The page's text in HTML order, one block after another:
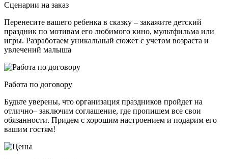
Сценарии на заказ
Перенесите вашего ребенка в сказку – закажите детский
праздник по мотивам его любимого кино, мультфильма или
игры. Разработаем уникальный сюжет с учетом возраста и
увлечений малыша
Работа по договору
Будьте уверены, что организация праздников пройдет на
отлично– заключим соглашение, где пропишем все свои
обязанности. Придем с хорошим настроением и подарим его
вашим гостям!